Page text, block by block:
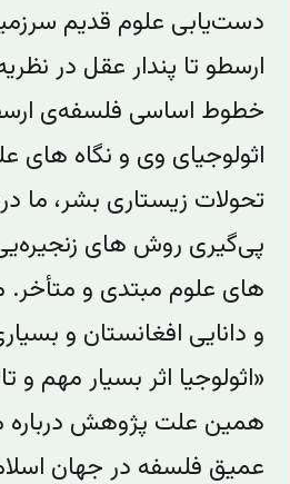
دست‌یابی علوم قدیم
ارسطو تا پندار عقل در
خطوط اساسی فلسفه‌ی
اثولوجیای وی و نگاه های
تحولات زیستاری بشر،‌ ما
پی‌گیری روش های
های علوم مبتدی و متأخر.
و دانایی افغانستان و
«اثولوجیا اثر بسیار مهم و
همین علت پژوهش
عمیق فلسفه در جهان